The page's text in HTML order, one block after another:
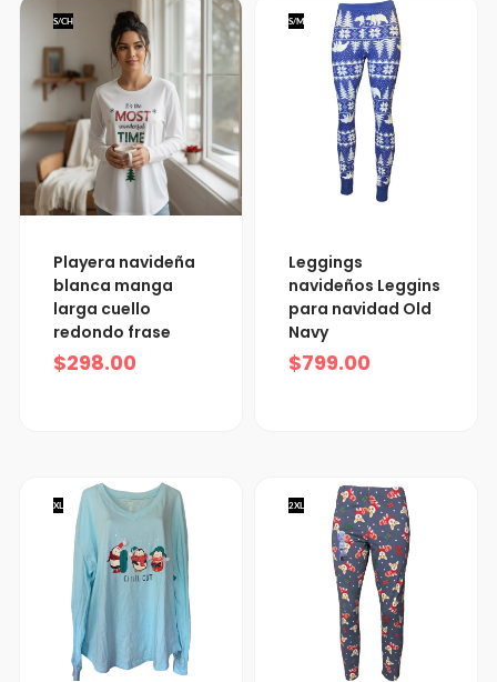
S/CH
Playera navideña
blanca manga
larga cuello
redondo frase
$298.00
S/M
Leggings
navideños Leggins
para navidad Old
Navy
$799.00
XL 2XL